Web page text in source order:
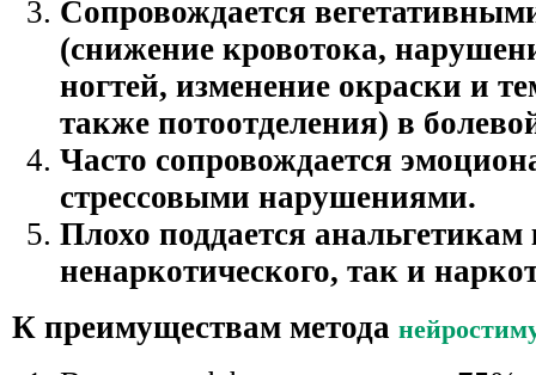
Сопровождается
(снижение кровотока,
ногтей, изменение окраски и
также потоотделения) в
Часто сопровождается
стрессовыми нарушениями.
Плохо поддается анальгетикам
ненаркотического, так и
К преимуществам метода